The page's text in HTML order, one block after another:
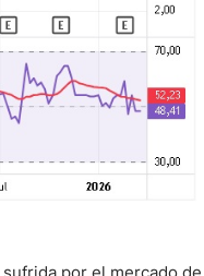
por el mercado de